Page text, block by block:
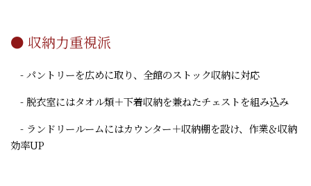
● 収納力重視派
- パントリーを広めに取り、全館のストック収納に対応
- 脱衣室にはタオル類＋下着収納を兼ねたチェストを組み込み
- ランドリールームにはカウンター＋収納棚を設け、作業＆収納
効率UP